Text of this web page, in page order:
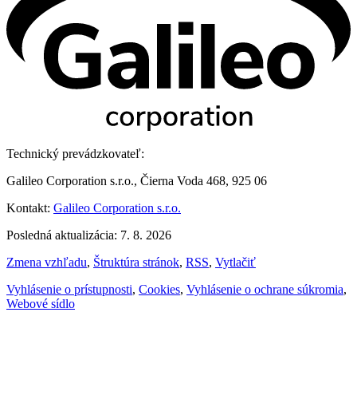
Technický prevádzkovateľ:
Galileo Corporation s.r.o., Čierna Voda 468, 925 06
Kontakt: Galileo Corporation s.r.o.
Posledná aktualizácia: 7. 8. 2026
Zmena vzhľadu, Štruktúra stránok, RSS, Vytlačiť
Vyhlásenie o prístupnosti, Cookies, Vyhlásenie o ochrane súkromia,
Webové sídlo